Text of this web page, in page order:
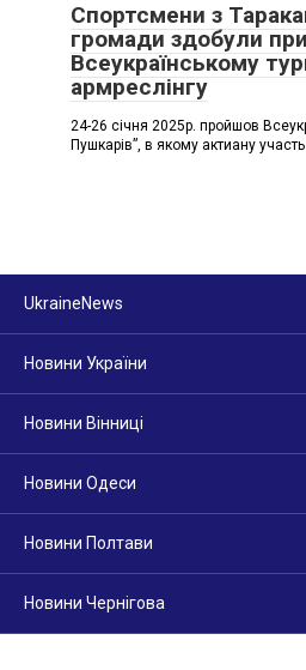
Спортсмени з
громади здобули
Всеукраїнському
армреслінгу
24-26 січня 2025р. пройшов
Пушкарів”, в якому актиану
UkraineNews
Новини України
Новини Вінниці
Новини Одеси
Новини Полтави
Новини Чернігова